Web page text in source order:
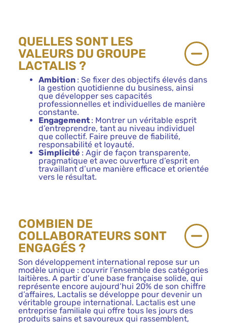
QUELLES SONT LES
VALEURS DU GROUPE
LACTALIS ?
Ambition : Se fixer des objectifs élevés dans
la gestion quotidienne du business, ainsi
que développer ses capacités
professionnelles et individuelles de manière
constante.
Engagement : Montrer un véritable esprit
d’entreprendre, tant au niveau individuel
que collectif. Faire preuve de fiabilité,
responsabilité et loyauté.
Simplicité : Agir de façon transparente,
pragmatique et avec ouverture d’esprit en
travaillant d’une manière efficace et orientée
vers le résultat.
COMBIEN DE
COLLABORATEURS SONT
ENGAGÉS ?
Son développement international repose sur un
modèle unique : couvrir l’ensemble des catégories
laitières. A partir d’une base française solide, qui
représente encore aujourd’hui 20% de son chiffre
d’affaires, Lactalis se développe pour devenir un
véritable groupe international. Lactalis est une
entreprise familiale qui offre tous les jours des
produits sains et savoureux qui rassemblent,